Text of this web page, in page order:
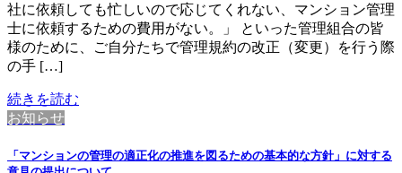
社に依頼しても忙しいので応じてくれない、マンション管理
士に依頼するための費用がない。」 といった管理組合の皆
様のために、ご自分たちで管理規約の改正（変更）を行う際
の手 […]
続きを読む
お知らせ
「マンションの管理の適正化の推進を図るための基本的な方針」に対する